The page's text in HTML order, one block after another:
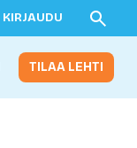
KIRJAUDU
TILAA LEHTI